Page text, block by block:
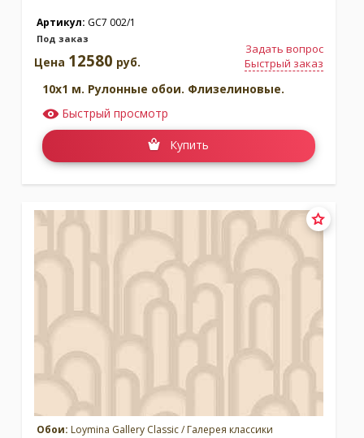
Артикул: GC7 002/1
Под заказ
Задать вопрос
Быстрый заказ
Цена 12580 руб.
10x1 м. Рулонные обои. Флизелиновые.
Быстрый просмотр
Купить
Обои: Loymina Gallery Classic / Галерея классики